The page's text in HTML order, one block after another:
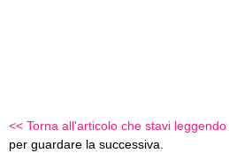
<< Torna all'articolo che stavi leggendo
per guardare la successiva.